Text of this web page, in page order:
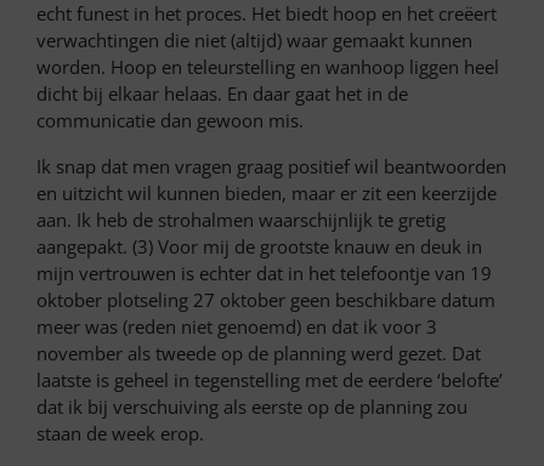
echt funest in het proces. Het biedt hoop en het creëert
verwachtingen die niet (altijd) waar gemaakt kunnen
worden. Hoop en teleurstelling en wanhoop liggen heel
dicht bij elkaar helaas. En daar gaat het in de
communicatie dan gewoon mis.
Ik snap dat men vragen graag positief wil beantwoorden
en uitzicht wil kunnen bieden, maar er zit een keerzijde
aan. Ik heb de strohalmen waarschijnlijk te gretig
aangepakt. (3) Voor mij de grootste knauw en deuk in
mijn vertrouwen is echter dat in het telefoontje van 19
oktober plotseling 27 oktober geen beschikbare datum
meer was (reden niet genoemd) en dat ik voor 3
november als tweede op de planning werd gezet. Dat
laatste is geheel in tegenstelling met de eerdere ‘belofte’
dat ik bij verschuiving als eerste op de planning zou
staan de week erop.